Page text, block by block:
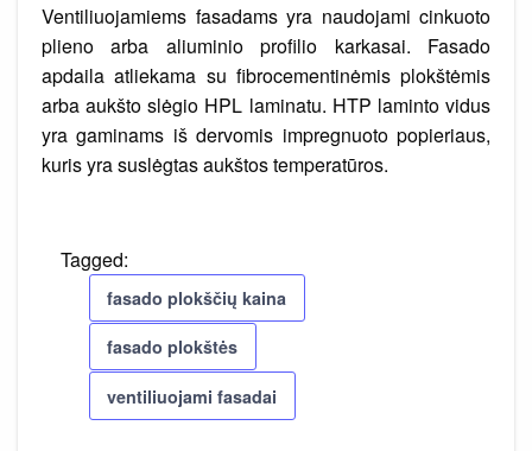
Ventiliuojamiems fasadams yra naudojami cinkuoto
plieno arba aliuminio profilio karkasai. Fasado
apdaila atliekama su fibrocementinėmis plokštėmis
arba aukšto slėgio HPL laminatu. HTP laminto vidus
yra gaminams iš dervomis impregnuoto popieriaus,
kuris yra suslėgtas aukštos temperatūros.
Tagged:
fasado plokščių kaina
fasado plokštės
ventiliuojami fasadai